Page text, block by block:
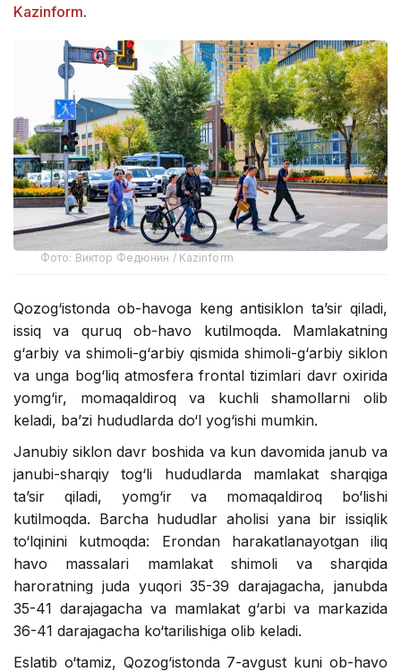
Kazinform.
Фото: Виктор Федюнин / Kazinform
Qozog‘istonda ob-havoga keng antisiklon ta’sir qiladi,
issiq va quruq ob-havo kutilmoqda. Mamlakatning
g‘arbiy va shimoli-g‘arbiy qismida shimoli-g‘arbiy siklon
va unga bog‘liq atmosfera frontal tizimlari davr oxirida
yomg‘ir, momaqaldiroq va kuchli shamollarni olib
keladi, ba’zi hududlarda do‘l yog‘ishi mumkin.
Janubiy siklon davr boshida va kun davomida janub va
janubi-sharqiy tog‘li hududlarda mamlakat sharqiga
ta’sir qiladi, yomg‘ir va momaqaldiroq bo‘lishi
kutilmoqda. Barcha hududlar aholisi yana bir issiqlik
to‘lqinini kutmoqda: Erondan harakatlanayotgan iliq
havo massalari mamlakat shimoli va sharqida
haroratning juda yuqori 35-39 darajagacha, janubda
35-41 darajagacha va mamlakat g‘arbi va markazida
36-41 darajagacha ko‘tarilishiga olib keladi.
Eslatib o‘tamiz, Qozog‘istonda 7-avgust kuni ob-havo